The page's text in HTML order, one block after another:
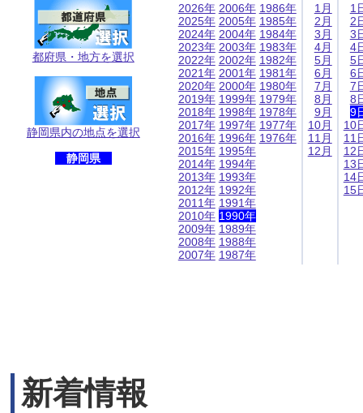
都府県・地方を選択
静岡県内の地点を選択
静岡県
2026年
2025年
2024年
2023年
2022年
2021年
2020年
2019年
2018年
2017年
2016年
2015年
2014年
2013年
2012年
2011年
2010年
2009年
2008年
2007年
2006年
2005年
2004年
2003年
2002年
2001年
2000年
1999年
1998年
1997年
1996年
1995年
1994年
1993年
1992年
1991年
1990年
1989年
1988年
1987年
1986年
1985年
1984年
1983年
1982年
1981年
1980年
1979年
1978年
1977年
1976年
1月
2月
3月
4月
5月
6月
7月
8月
9月
10月
11月
12月
1
2
3
4
5
6
7
8
9
10
11
12
13
14
15
新着情報